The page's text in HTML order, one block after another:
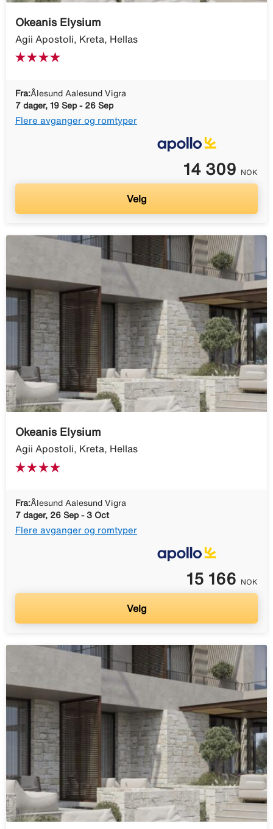
Okeanis Elysium
Agii Apostoli, Kreta, Hellas
Fra:Ålesund Aalesund Vigra
7 dager, 19 Sep - 26 Sep
Flere avganger og romtyper
14 309 NOK
Velg
Okeanis Elysium
Agii Apostoli, Kreta, Hellas
Fra:Ålesund Aalesund Vigra
7 dager, 26 Sep - 3 Oct
Flere avganger og romtyper
15 166 NOK
Velg